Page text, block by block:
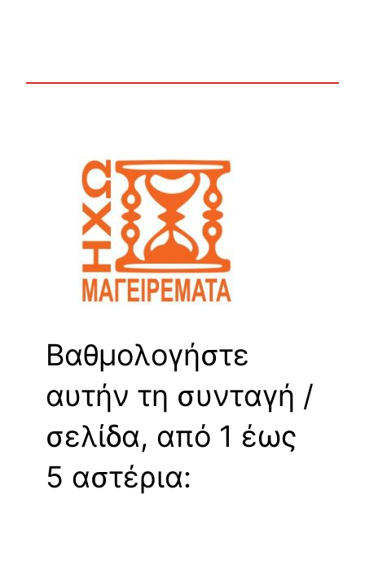
Βαθμολογήστε
αυτήν τη συνταγή /
σελίδα, από 1 έως
5 αστέρια: